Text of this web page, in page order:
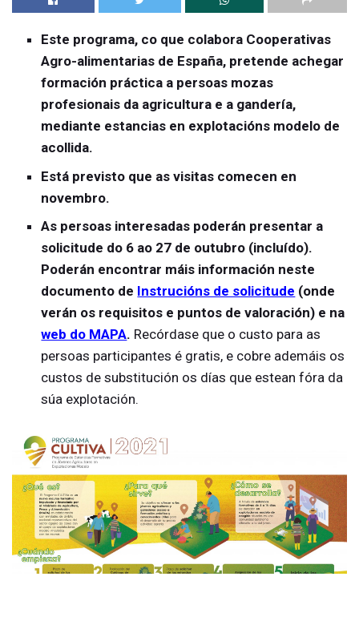
Este programa, co que colabora Cooperativas
Agro-alimentarias de España, pretende achegar
formación práctica a persoas mozas
profesionais da agricultura e a gandería,
mediante estancias en explotacións modelo de
acollida.
Está previsto que as visitas comecen en
novembro.
As persoas interesadas poderán presentar a
solicitude do 6 ao 27 de outubro (incluído).
Poderán encontrar máis información neste
documento de Instrucións de solicitude (onde
verán os requisitos e puntos de valoración) e na
web do MAPA. Recórdase que o custo para as
persoas participantes é gratis, e cobre ademáis os
custos de substitución os días que estean fóra da
súa explotación.